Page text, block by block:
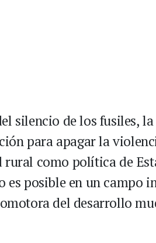
silencio de los fusiles, la
para apagar la
como política de
es posible en un campo
del desarrollo